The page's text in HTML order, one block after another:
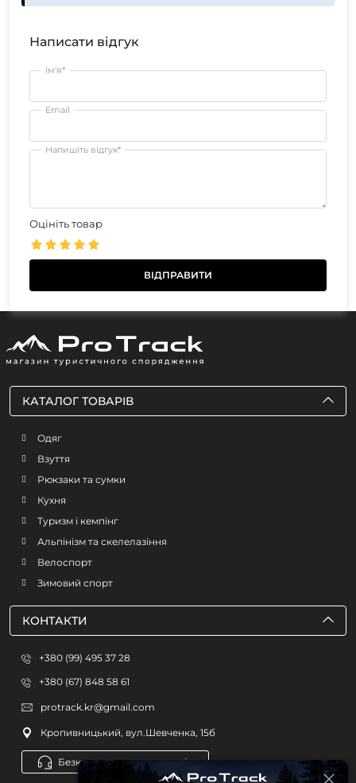
Написати відгук
Ім'я*
Email
Напишіть відгук*
Оцініть товар
КАТАЛОГ ТОВАРІВ
Одяг
Взуття
Рюкзаки та сумки
Кухня
Туризм і кемпінг
Альпінізм та скелелазіння
Велоспорт
Зимовий спорт
КОНТАКТИ
+380 (99) 495 37 28
+380 (67) 848 58 61
protrack.kr@gmail.com
Кропивницький, вул.Шевченка, 15б
Безкоштовна консультація